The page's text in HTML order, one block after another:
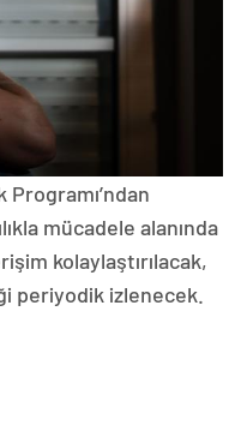
Programı’ndan
mücadele alanında
kolaylaştırılacak,
periyodik izlenecek.